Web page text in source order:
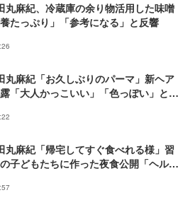
丸麻紀、冷蔵庫の余り物活用した味噌
たっぷり」「参考になる」と反響
丸麻紀「お久しぶりのパーマ」新ヘア
「大人かっこいい」「色っぽい」と反
丸麻紀「帰宅してすぐ食べれる様」習
子どもたちに作った夜食公開「ヘルシ